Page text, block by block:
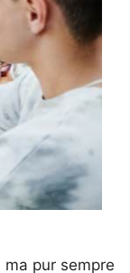
ma pur sempre